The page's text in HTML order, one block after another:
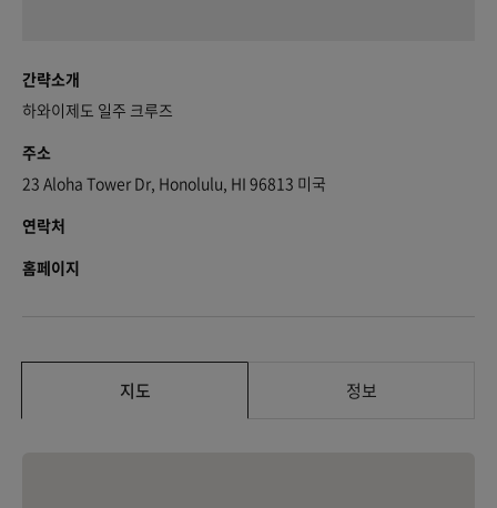
간략소개
하와이제도 일주 크루즈
주소
23 Aloha Tower Dr, Honolulu, HI 96813 미국
연락처
홈페이지
지도 정보